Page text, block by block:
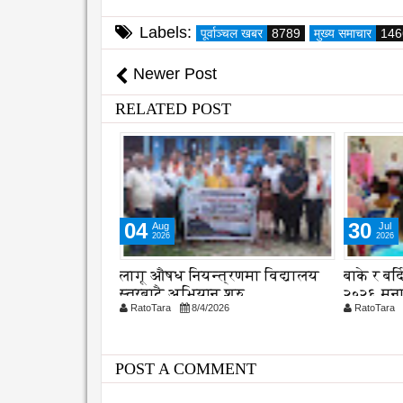
Labels: पूर्वाञ्चल खबर 8789 मुख्य समाचार
Newer Post
RELATED POST
30 Jul
2026
बाके र बर्दियामा विश्व बाघ दिवस
२०२६ मनाइयो
RatoTara 7/30/2026
25 Jul
2026
फोहोर
छलफल
RatoTara
POST A COMMENT